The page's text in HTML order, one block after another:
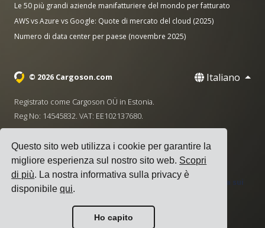
Questo sito web utilizza i cookie per garantire la
migliore esperienza sul nostro sito web. Scopri
di più. La nostra informativa sulla privacy è
disponibilequi.
Ho capito
Le 50 più grandi aziende manifatturiere del mondo per fatturato
AWS vs Azure vs Google: Quote di mercato del cloud (2025)
Numero di data center per paese (novembre 2025)
© 2026 Cargoson.com Italiano
Registrato come Cargoson OÜ in Estonia.
Reg No: 14545832. VAT: EE102137680.
+372 5555 0028
·
Termini di Servizio Informativa sulla Privacy
Politica sui
Cookie